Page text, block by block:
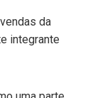
da
integrante